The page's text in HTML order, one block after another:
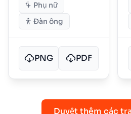
Phụ nữ
Đàn ông
PNG PDF
Duyệt thêm các